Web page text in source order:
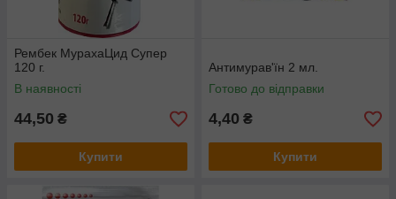
Рембек МурахаЦид Супер
120 г.
В наявності
44,50 ₴
Купити
Антимурав'їн 2 мл.
Готово до відправки
4,40 ₴
Купити